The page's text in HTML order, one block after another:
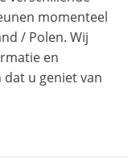
momenteel
/ Polen. Wij
en
u geniet van